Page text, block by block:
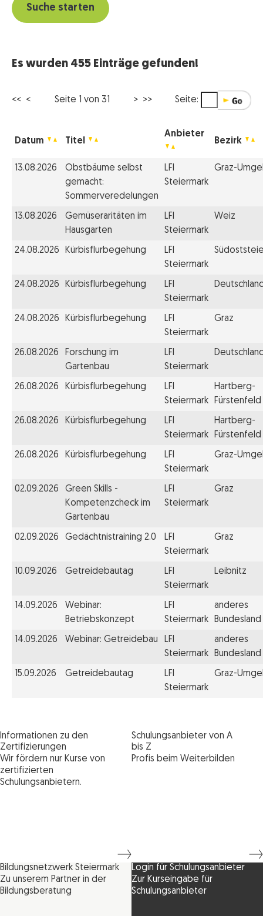
Es wurden 455 Einträge gefunden!
<< < Seite 1 von 31 > >> Seite:
Datum Titel
Anbieter
Bezirk
13.08.2026
Obstbäume selbst
gemacht:
Sommerveredelungen
LFI
Steiermark
Graz-
13.08.2026
Gemüseraritäten im
Hausgarten
LFI
Steiermark
Weiz
24.08.2026 Kürbisflurbegehung
LFI
Steiermark
24.08.2026 Kürbisflurbegehung
LFI
Steiermark
24.08.2026 Kürbisflurbegehung
LFI
Steiermark
Graz
26.08.2026
Forschung im
Gartenbau
LFI
Steiermark
26.08.2026 Kürbisflurbegehung
LFI
Steiermark
Hartberg-
Fürstenfeld
26.08.2026 Kürbisflurbegehung
LFI
Steiermark
Hartberg-
Fürstenfeld
26.08.2026 Kürbisflurbegehung
LFI
Steiermark
Graz-
02.09.2026
Green Skills -
Kompetenzcheck im
Gartenbau
LFI
Steiermark
Graz
02.09.2026 Gedächtnistraining 2.0
LFI
Steiermark
Graz
10.09.2026 Getreidebautag
LFI
Steiermark
Leibnitz
14.09.2026
Webinar:
Betriebskonzept
LFI
Steiermark
anderes
Bundesland
14.09.2026 Webinar: Getreidebau
LFI
Steiermark
anderes
Bundesland
15.09.2026 Getreidebautag
LFI
Steiermark
Graz-
Informationen zu den
Zertifizierungen
Wir fördern nur Kurse von
zertifizierten
Schulungsanbietern.
Schulungsanbieter von A
bis Z
Profis beim Weiterbilden
Bildungsnetzwerk Steiermark
Zu unserem Partner in der
Bildungsberatung
Login für Schulungsanbieter
Zur Kurseingabe für
Schulungsanbieter